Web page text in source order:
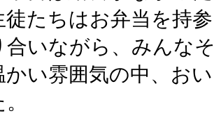
徒たちはお弁当を持
合いながら、みんな
かい雰囲気の中、お